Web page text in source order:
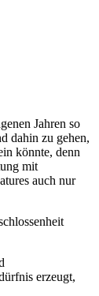
Jahren so
dahin zu gehen,
könnte, denn
mit
auch nur
erzeugt,